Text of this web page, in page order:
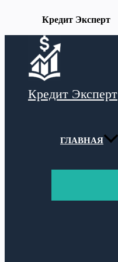
Кредит Эксперт
содержимому
Кредит Эксперт
ГЛАВНАЯ